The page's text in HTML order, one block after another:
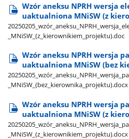
Wzór aneksu NPRH wersja
uaktualniona MNiSW (z
_MNiSW​_(z​_kierownikiem​_projektu).doc
Wzór aneksu NPRH wersja
uaktualniona MNiSW (bez
_MNiSW​_(bez​_kierownika​_projektu).docx
Wzór aneksu NPRH wersja
uaktualniona MNiSW (z
_MNiSW​_(z​_kierownikiem​_projektu).docx